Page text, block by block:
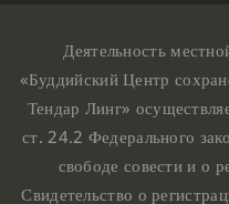
Деятельность
«Буддийский Центр
Тендар Линг»
ст. 24.2 Федерального
свободе совести и о
Свидетельство о